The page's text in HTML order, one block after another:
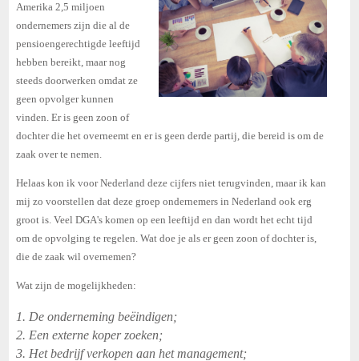
Amerika 2,5 miljoen
ondernemers zijn die al de
pensioengerechtigde leeftijd
hebben bereikt, maar nog
steeds doorwerken omdat ze
geen opvolger kunnen
vinden. Er is geen zoon of
dochter die het overneemt en er is geen derde partij, die bereid is om de
zaak over te nemen.
Helaas kon ik voor Nederland deze cijfers niet terugvinden, maar ik kan
mij zo voorstellen dat deze groep ondernemers in Nederland ook erg
groot is. Veel DGA's komen op een leeftijd en dan wordt het echt tijd
om de opvolging te regelen. Wat doe je als er geen zoon of dochter is,
die de zaak wil overnemen?
Wat zijn de mogelijkheden:
1. De ondernemingbeëindigen;
2. Een externe koper zoeken;
3. Het bedrijf verkopen aan het management;